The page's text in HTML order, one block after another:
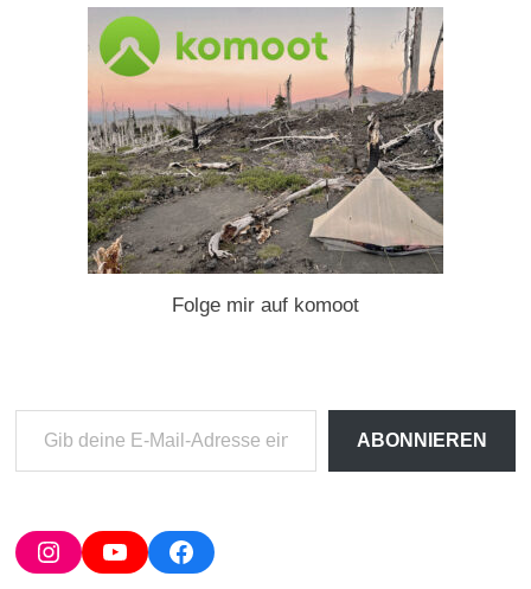
Folge mir auf komoot
deine
Adresse
ein ...
ABONNIEREN
InstagramYouTubeFacebook